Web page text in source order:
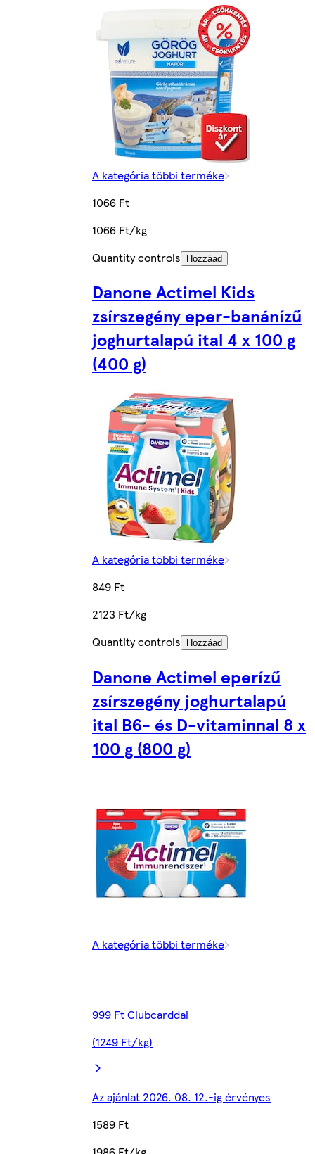
A kategória többi terméke
1066 Ft
1066 Ft/kg
Quantity controls
Hozzáad
Danone Actimel Kids
zsírszegény eper-banánízű
joghurtalapú ital 4 x 100 g
(400 g)
A kategória többi terméke
849 Ft
2123 Ft/kg
Quantity controls
Hozzáad
Danone Actimel eperízű
zsírszegény joghurtalapú
ital B6- és D-vitaminnal 8 x
100 g (800 g)
A kategória többi terméke
999 Ft Clubcarddal
(1249 Ft/kg)
Az ajánlat 2026. 08. 12.-ig érvényes
1589 Ft